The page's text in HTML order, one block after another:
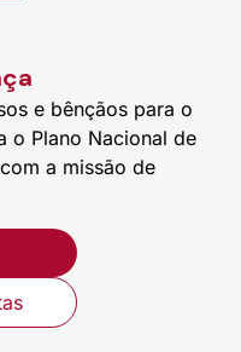
e bênçãos para o
o Plano Nacional de
a missão de